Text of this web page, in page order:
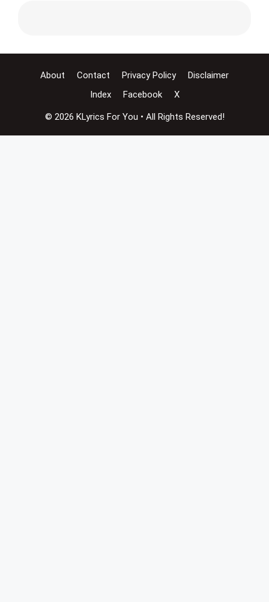
About Contact Privacy Policy
Disclaimer
Index
Facebook X
© 2026 KLyrics For You • All Rights Reserved!